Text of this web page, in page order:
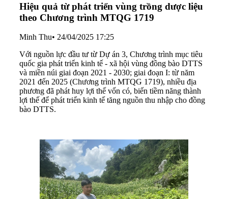
Hiệu quả từ phát triển vùng trồng dược liệu
theo Chương trình MTQG 1719
Minh Thu• 24/04/2025 17:25
Với nguồn lực đầu tư từ Dự án 3, Chương trình mục tiêu
quốc gia phát triển kinh tế - xã hội vùng đồng bào DTTS
và miền núi giai đoạn 2021 - 2030; giai đoạn I: từ năm
2021 đến 2025 (Chương trình MTQG 1719), nhiều địa
phương đã phát huy lợi thế vốn có, biến tiềm năng thành
lợi thế để phát triển kinh tế tăng nguồn thu nhập cho đồng
bào DTTS.